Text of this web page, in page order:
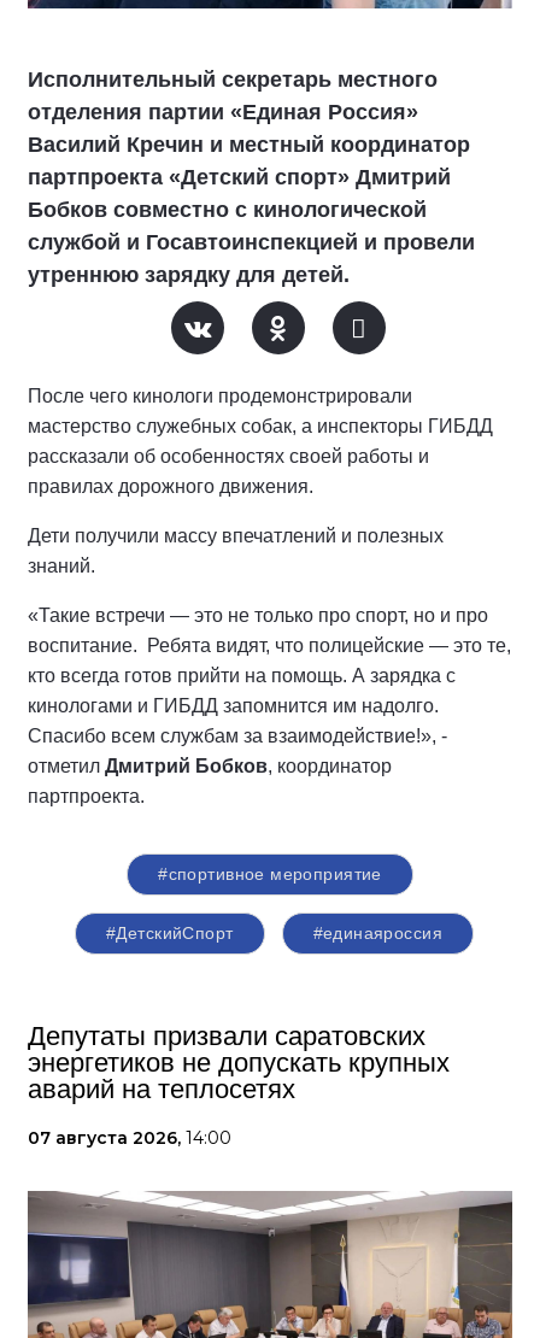
Исполнительный секретарь местного
отделения партии «Единая Россия»
Василий Кречин и местный координатор
партпроекта «Детский спорт» Дмитрий
Бобков совместно с кинологической
службой и Госавтоинспекцией и провели
утреннюю зарядку для детей.
После чего кинологи продемонстрировали
мастерство служебных собак, а инспекторы ГИБДД
рассказали об особенностях своей работы и
правилах дорожного движения.
Дети получили массу впечатлений и полезных
знаний.
«Такие встречи — это не только про спорт, но и про
воспитание. Ребята видят, что полицейские — это те,
кто всегда готов прийти на помощь. А зарядка с
кинологами и ГИБДД запомнится им надолго.
Спасибо всем службам за взаимодействие!», -
отметил Дмитрий Бобков, координатор
партпроекта.
#спортивное мероприятие
#ДетскийСпорт #единаяроссия
Депутаты призвали саратовских
энергетиков не допускать крупных
аварий на теплосетях
07 августа 2026, 14:00